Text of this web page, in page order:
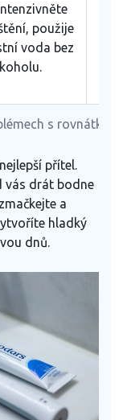
s rovnátky
použije
voda bez
přítel.
vás drát bodne
a
hladký
dnů.